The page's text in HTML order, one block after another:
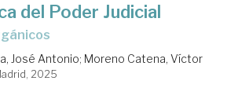
del Poder Judicial
José Antonio; Moreno Catena, Víctor
2025